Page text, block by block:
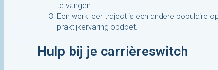
te vangen.
Een werk leer traject is een andere populaire
praktijkervaring opdoet.
Hulp bij je carrièreswitch